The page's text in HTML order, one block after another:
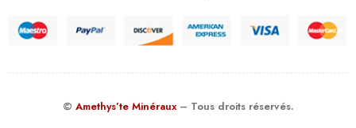
© Amethys’te Minéraux – Tous droits réservés.